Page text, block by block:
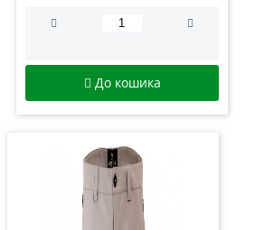
До кошика